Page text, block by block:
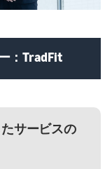
：TradFit
サービスの